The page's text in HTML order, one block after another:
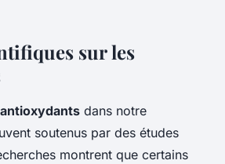
sur les
antioxydants dans notre
soutenus par des études
montrent que certains